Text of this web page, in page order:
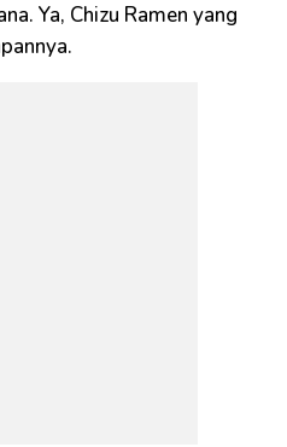
Ya, Chizu Ramen yang